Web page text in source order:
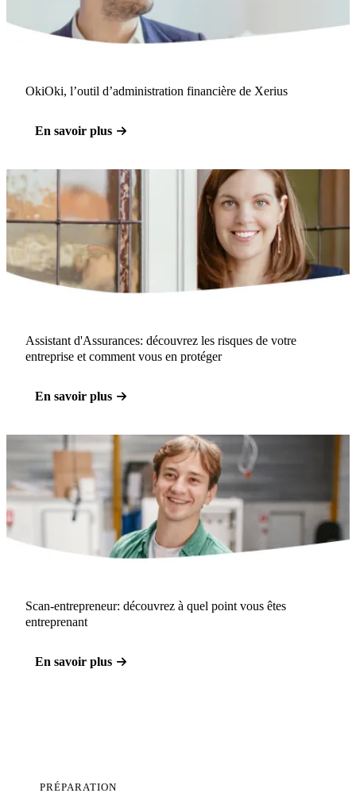
OkiOki, l’outil d’administration financière de Xerius
En savoir plus
Assistant d'Assurances: découvrez les risques de votre
entreprise et comment vous en protéger
En savoir plus
Scan-entrepreneur: découvrez à quel point vous êtes
entreprenant
En savoir plus
PRÉPARATION